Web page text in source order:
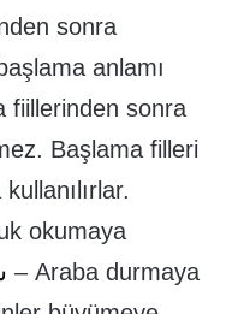
sonra
anlamı
fiillerinden sonra
okumaya
– Araba durmaya